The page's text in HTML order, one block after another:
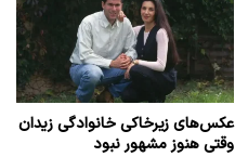
عکس‌های زیرخاکی خانوادگی زیدان
وقتی هنوز مشهور نبود